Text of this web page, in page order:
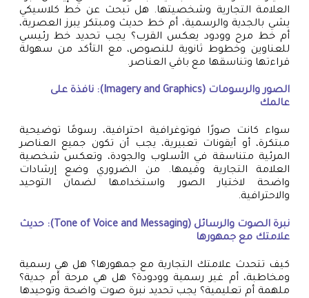
العلامة التجارية وشخصيتها. هل تبحث عن خط كلاسيكي
يشي بالجدية والرسمية، أم خط حديث ومبتكر يبرز العصرية،
أم خط مرح وودود يعكس القرب؟ يجب تحديد خط رئيسي
للعناوين وخطوط ثانوية للنصوص، مع التأكد من سهولة
قراءتها وتناسقها مع باقي العناصر.
الصور والرسومات (Imagery and Graphics): نافذة على
عالمك
سواء كانت صورًا فوتوغرافية احترافية، رسومًا توضيحية
مبتكرة، أو أيقونات تعبيرية، يجب أن تكون جميع العناصر
المرئية متناسقة في الأسلوب والجودة، وتعكس شخصية
العلامة التجارية وقيمها. من الضروري وضع إرشادات
واضحة لاختيار الصور واستخدامها لضمان التوحيد
والاحترافية.
نبرة الصوت والرسائل (Tone of Voice and Messaging): حديث
علامتك مع جمهورها
كيف تتحدث علامتك التجارية مع جمهورها؟ هل هي رسمية
ومخاطبة، أم غير رسمية وودودة؟ هل هي مرحة أم جدية؟
ملهمة أم تعليمية؟ يجب تحديد نبرة صوت واضحة وتوحيدها